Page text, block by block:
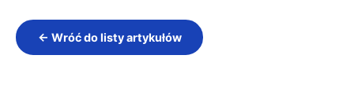
← Wróć do listy artykułów